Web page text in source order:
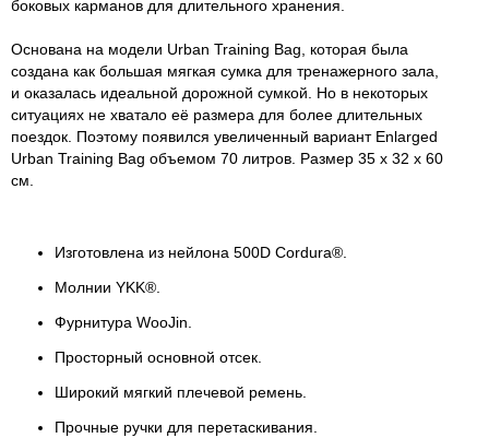
боковых карманов для длительного хранения.
Основана на модели Urban Training Bag, которая была
создана как большая мягкая сумка для тренажерного зала,
и оказалась идеальной дорожной сумкой. Но в некоторых
ситуациях не хватало её размера для более длительных
поездок. Поэтому появился увеличенный вариант Enlarged
Urban Training Bag объемом 70 литров. Размер 35 x 32 x 60
см.
Изготовлена из нейлона 500D Cordura®.
Молнии YKK®.
Фурнитура WooJin.
Просторный основной отсек.
Широкий мягкий плечевой ремень.
Прочные ручки для перетаскивания.